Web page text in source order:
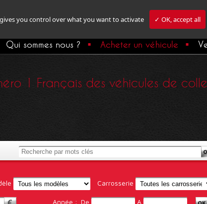
you control over what you want to activate ✓ OK, accept all
Qui sommes nous ? Acheter un véhicule
1 Français des véhicules de
Carrosserie
Année : De A